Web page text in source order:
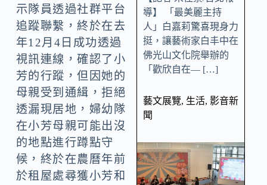
示隊員透過社群平台
追蹤聯繫，終於在去
年12月4日成功透過
視訊連線，確認了小
芳的行蹤，但因她的
母親受到通緝，拒絕
透漏現居地，婦幼隊
在小芳母親可能出沒
的地點進行蹲點守
候，終於在農曆年前
於租屋處尋獲小芳和
導】 「最美麗主持
人」白嘉莉驚喜現身力
挺，讓藝術家白丰中在
佛光山文化院舉辦的
「歡欣自在— […]
藝文展覽, 生活, 影音新
聞